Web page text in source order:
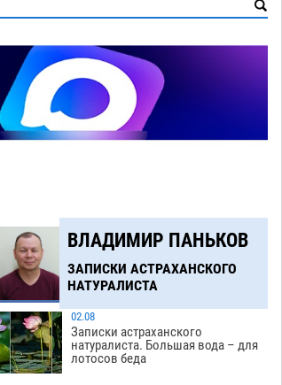
ВЛАДИМИР ПАНЬКОВ
ЗАПИСКИ АСТРАХАНСКОГО
НАТУРАЛИСТА
02.08
Записки астраханского
натуралиста. Большая вода – для
лотосов беда